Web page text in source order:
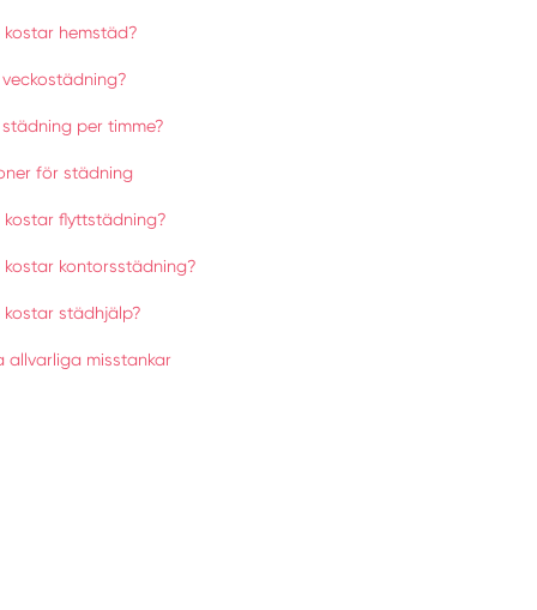
kostar hemstäd?
per timme?
för städning
kostar flyttstädning?
kostar kontorsstädning?
kostar städhjälp?
allvarliga misstankar